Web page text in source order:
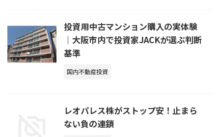
投資用中古マンション購入の実体験
｜大阪市内で投資家JACKが選ぶ判断
基準
国内不動産投資
レオパレス株がストップ安！止まら
ない負の連鎖